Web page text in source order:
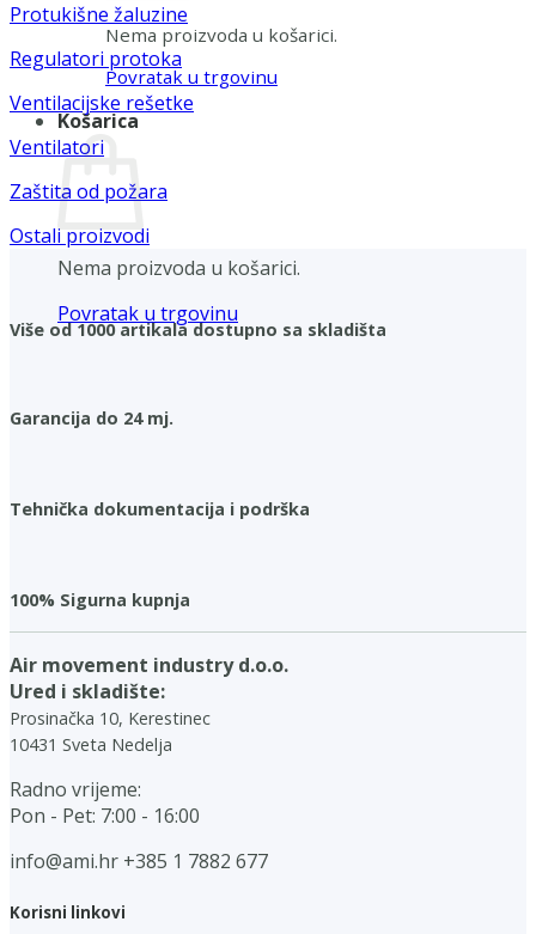
Nema proizvoda u košarici.
Povratak u trgovinu
Košarica
Nema proizvoda u košarici.
Povratak u trgovinu
Protukišne žaluzine
Regulatori protoka
Ventilacijske rešetke
Ventilatori
Zaštita od požara
Ostali proizvodi
Više od 1000 artikala dostupno sa skladišta
Garancija do 24 mj.
Tehnička dokumentacija i podrška
100% Sigurna kupnja
Air movement industry d.o.o.
Ured i skladište:
Prosinačka 10, Kerestinec
10431 Sveta Nedelja
Radno vrijeme:
Pon - Pet: 7:00 - 16:00
info@ami.hr +385 1 7882 677
Korisni linkovi